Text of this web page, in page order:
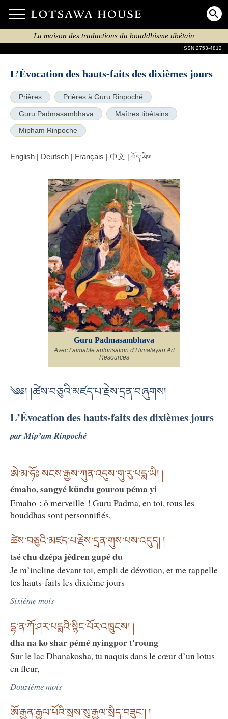
La maison des traductions du bouddhisme tibétain
ISSN 2753-4812
L’Évocation des hauts-faits des dixièmes jours
Prières Prières à Guru Rinpoché
Guru Padmasambhava Maîtres tibétains
Mipham Rinpoche
English | Deutsch | Français | 中文 | བོད་ཡིག
Guru Padmasambhava
Avec l’aimable autorisation d’Himalayan Art
Resources
༄༅། །ཚེས་བཅུའི་མཛད་པ་རྗེས་དྲན་བཞུགས།
L’Évocation des hauts-faits des dixièmes jours
par Mip’am Rinpoché
ཨེ་མ་ཧོཿ སངས་རྒྱས་ཀུན་འདུས་གུ་རུ་པདྨ་ཡི། །
émaho, sangyé kündu gourou péma yi
Emaho : ô merveille ! Guru Padma, en toi, tous les
bouddhas sont personnifiés,
ཚེས་བཅུའི་མཛད་པ་རྗེས་དྲན་གུས་པས་འདུད། །
tsé chu dzépa jédren gupé du
Je m’incline devant toi, empli de dévotion, et me rappelle
tes hauts-faits les dixième jours
Sixième mois
དྷ་ན་ཀོ་ཤར་པདྨའི་སྙིང་པོར་འཁྲུངས། །
dha na ko shar pémé nyingpor t'roung
Sur le lac Dhanakosha, tu naquis dans le cœur d’un lotus
en fleur,
Douzième mois
ཨོ་རྒྱན་རྒྱལ་པོའི་སྲས་སུ་རྒྱལ་སྲིད་བཟུང༌། །